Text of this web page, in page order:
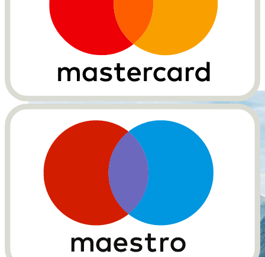
Với Vé Tell, không liên quan gì đến vùng quê của ông Wilhelm,
bạn có quyền truy cập vào các dịch vụ sau:
Di chuyển tự do bằng tất cả các tàu, xe buýt và thuyền cùng
với nhiều cáp treo ở Trung tâm Thụy Sĩ theomạng lưới tuyến
Giảm giá vào một số dịch vụ đối tác như Glasi Hergiswil, khu
Biking Emmetten hoặc Mineralbad & Spa Rigi Kaltbad.